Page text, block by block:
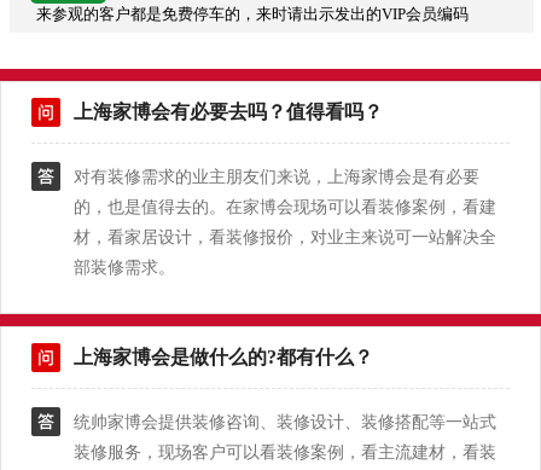
来参观的客户都是免费停车的，来时请出示发出的VIP会员编码
上海家博会有必要去吗？值得看吗？
对有装修需求的业主朋友们来说，上海家博会是有必要
的，也是值得去的。在家博会现场可以看装修案例，看建
材，看家居设计，看装修报价，对业主来说可一站解决全
部装修需求。
上海家博会是做什么的?都有什么？
统帅家博会提供装修咨询、装修设计、装修搭配等一站式
装修服务，现场客户可以看装修案例，看主流建材，看装